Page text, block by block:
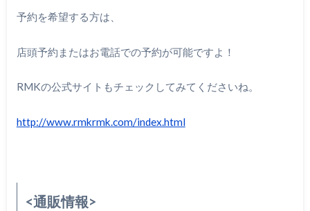
予約を希望する方は、
店頭予約またはお電話での予約が可能ですよ！
RMKの公式サイトもチェックしてみてくださいね。
http://www.rmkrmk.com/index.html
<通販情報>